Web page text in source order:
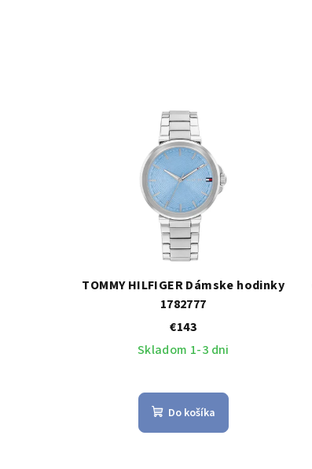
TOMMY HILFIGER Dámske hodinky
1782777
€143
Skladom 1-3 dni
Do košíka